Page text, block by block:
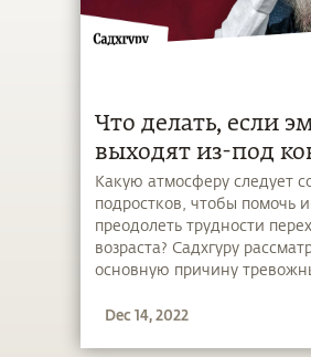
Что делать, если
выходят из-под
Какую атмосферу следует
подростков, чтобы помочь
преодолеть трудности
возраста? Садхгуру
основную причину
предлагает йогический
Dec 14, 2022